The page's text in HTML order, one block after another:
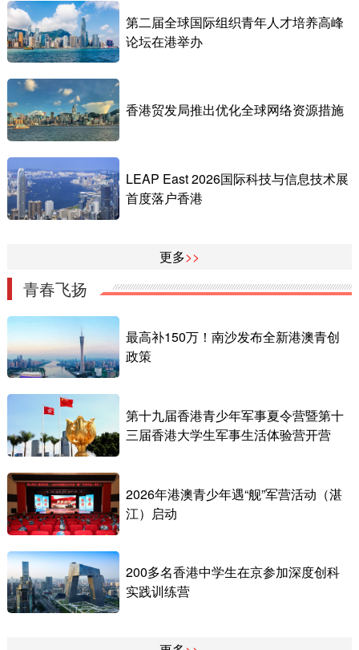
第二届全球国际组织青年人才培养高峰
论坛在港举办
香港贸发局推出优化全球网络资源措施
LEAP East 2026国际科技与信息技术展
首度落户香港
更多>>
青春飞扬
最高补150万！南沙发布全新港澳青创
政策
第十九届香港青少年军事夏令营暨第十
三届香港大学生军事生活体验营开营
2026年港澳青少年遇“舰”军营活动（湛
江）启动
200多名香港中学生在京参加深度创科
实践训练营